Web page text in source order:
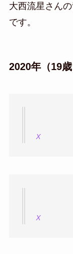
大西流星さん
です。
2020年（19歳
X
X